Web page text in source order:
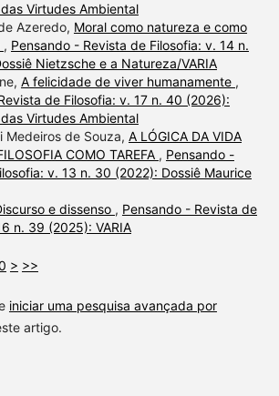
Virtudes Ambiental
Azeredo, Moral como natureza e como
, Pensando - Revista de Filosofia: v. 14 n.
Nietzsche e a Natureza/VARIA
A felicidade de viver humanamente ,
de Filosofia: v. 17 n. 40 (2026):
Virtudes Ambiental
Medeiros de Souza, A LÓGICA DA VIDA
COMO TAREFA , Pensando -
v. 13 n. 30 (2022): Dossiê Maurice
e dissenso , Pensando - Revista de
n. 39 (2025): VARIA
> >>
iniciar uma pesquisa avançada por
artigo.